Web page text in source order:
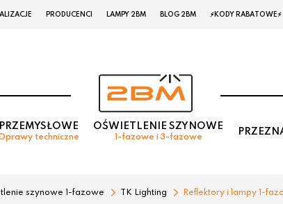
PRODUCENCI LAMPY 2BM BLOG 2BM ⚡KODY RABATOWE⚡
PRZEMYSŁOWE
techniczne
OŚWIETLENIE SZYNOWE
1-fazowe i 3-fazowe
szynowe 1-fazowe TK Lighting Reflektory i lampy 1-